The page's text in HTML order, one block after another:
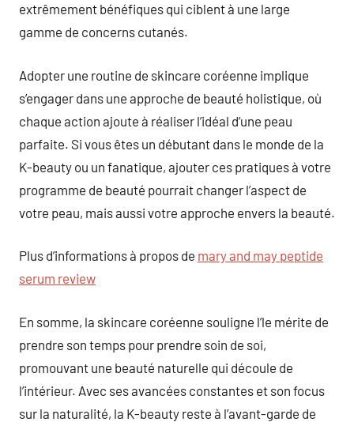
extrêmement bénéfiques qui ciblent à une large
gamme de concerns cutanés.
Adopter une routine de skincare coréenne implique
s’engager dans une approche de beauté holistique, où
chaque action ajoute à réaliser l’idéal d’une peau
parfaite. Si vous êtes un débutant dans le monde de la
K-beauty ou un fanatique, ajouter ces pratiques à votre
programme de beauté pourrait changer l’aspect de
votre peau, mais aussi votre approche envers la beauté.
Plus d’informations à propos de mary and may peptide
serum review
En somme, la skincare coréenne souligne l’le mérite de
prendre son temps pour prendre soin de soi,
promouvant une beauté naturelle qui découle de
l’intérieur. Avec ses avancées constantes et son focus
sur la naturalité, la K-beauty reste à l’avant-garde de